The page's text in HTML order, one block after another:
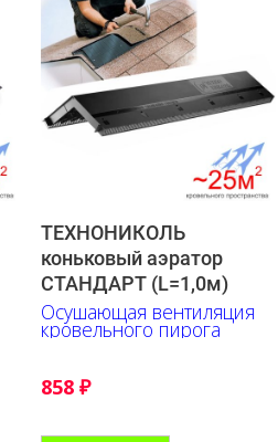
ТЕХНОНИКОЛЬ
коньковый аэратор
СТАНДАРТ (L=1,0м)
Осушающая вентиляция
кровельного пирога
858 ₽